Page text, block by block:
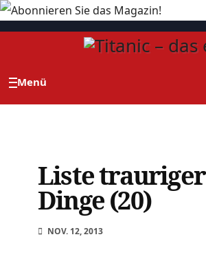
Zum
Liste trauriger
Dinge (20)
NOV. 12, 2013